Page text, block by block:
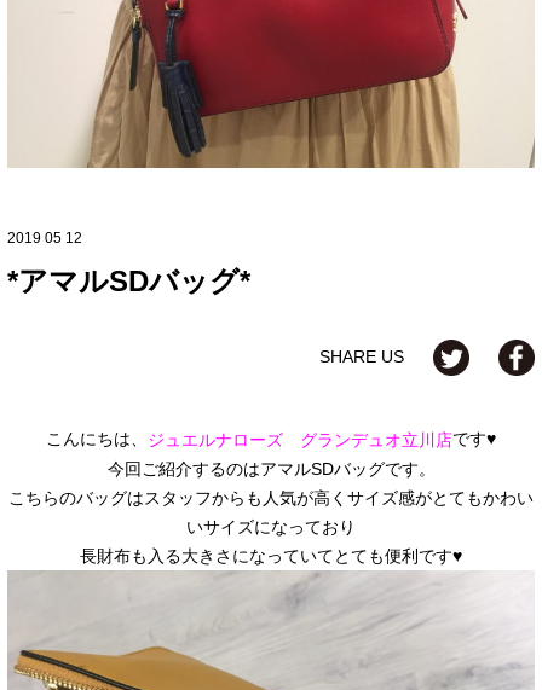
2019 05 12
*アマルSDバッグ*
SHARE US
こんにちは、 ジュエルナローズ グランデュオ立川店です♥
今回ご紹介するのはアマルSDバッグです。
こちらのバッグはスタッフからも人気が高くサイズ感がとてもかわい
いサイズになっており
長財布も入る大きさになっていてとても便利です♥